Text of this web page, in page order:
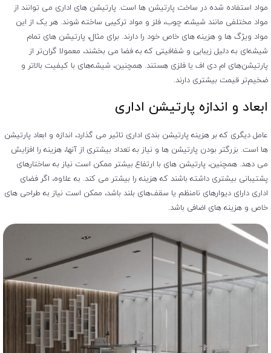
مواد استفاده شده در ساخت پارتیشن‌ ها است. پارتیشن ‌های اداری می ‌توانند از
مواد مختلفی مانند شیشه، چوب، فلز و مواد ترکیبی ساخته شوند. هر یک از این
مواد ویژگ ‌ها و هزینه‌ های خاص خود را دارند. برای مثال، پارتیشن ‌های تمام
شیشه‌ای به دلیل زیبایی و شفافیتی که به فضا می‌ بخشند، معمولا گران‌تر از
پارتیشن‌های ام دی اف یا فلزی هستند. همچنین، شیشه‌های با کیفیت بالاتر و
ضخیم‌تر قیمت بیشتری دارند.
ابعاد و اندازه پارتیشن اداری
عامل دیگری که بر هزینه پارتیشن بندی اداری تاثیر می ‌گذارد، اندازه و ابعاد پارتیشن
‌ها است. بزرگتر بودن پارتیشن ‌ها و نیاز به تعداد بیشتری از آنها، هزینه را افزایش
می ‌دهد. همچنین، پارتیشن ‌های با ارتفاع بیشتر ممکن است نیاز به ساختارهای
پشتیبانی بیشتری داشته باشند که هزینه را بیشتر می ‌کند. به علاوه، اگر فضای
اداری دارای دیوارهای نامنظم یا سقف‌های بلند باشد، ممکن است نیاز به طراحی ‌های
خاص و هزینه‌ های اضافی باشد.